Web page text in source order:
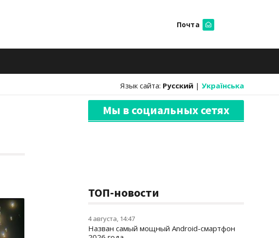
Почта
Язык сайта: Русский | Українська
Мы в социальных сетях
ТОП-новости
4 августа, 14:47
Назван самый мощный Android-смартфон